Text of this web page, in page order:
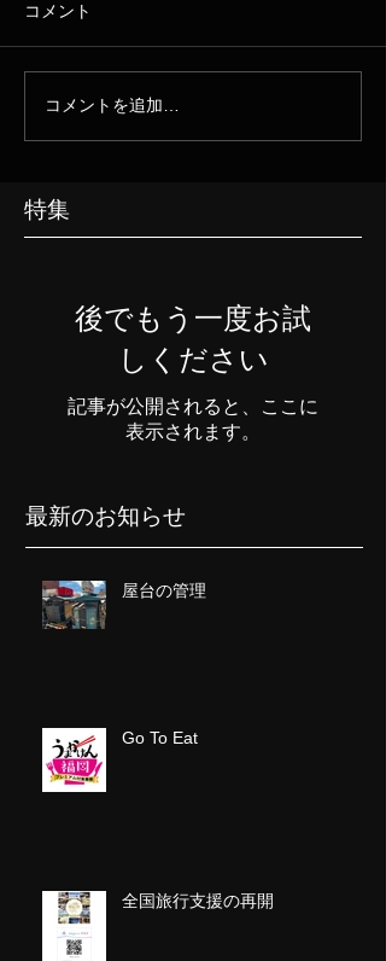
コメント
コメントを追加…
特集
後でもう一度お試
しください
記事が公開されると、ここに
表示されます。
最新のお知らせ
屋台の管理
Go To Eat
全国旅行支援の再開